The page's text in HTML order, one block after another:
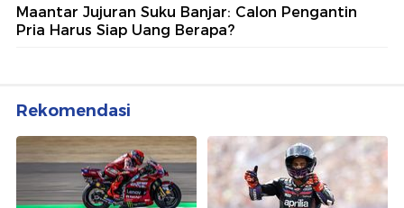
Maantar Jujuran Suku Banjar: Calon Pengantin
Pria Harus Siap Uang Berapa?
Rekomendasi